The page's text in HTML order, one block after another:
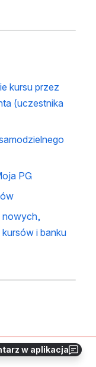
w aplikacja
kursu przez
(uczestnika
PG
nowych,
i banku